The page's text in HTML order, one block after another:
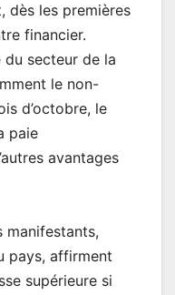
dès les premières
financier.
du secteur de la
le non-
d’octobre, le
paie
avantages
manifestants,
pays, affirment
supérieure si